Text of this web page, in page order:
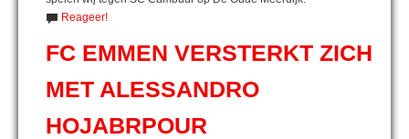
Reageer!
FC EMMEN VERSTERKT ZICH
MET ALESSANDRO
HOJABRPOUR